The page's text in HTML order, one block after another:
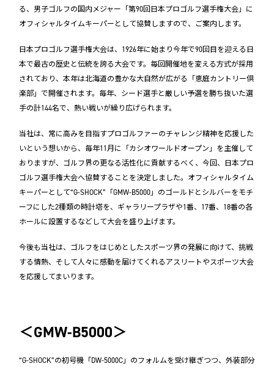
る、男子ゴルフの国内メジャー「第90回日本プロゴルフ選手権大会」に
オフィシャルタイムキーパーとして協賛しますので、ご案内します。
日本プロゴルフ選手権大会は、1926年に始まり今年で90回目を迎える日
本で最古の歴史と伝統を誇る大会です。毎回開催地を変える方式が採用
されており、本年は北海道の豊かな大自然が広がる「恵庭カントリー倶
楽部」で開催されます。毎年、シード選手と厳しい予選を勝ち抜いた選
手の計144名で、熱い戦いが繰り広げられます。
当社は、常に高みを目指すプロゴルファーのチャレンジ精神を応援した
いという想いから、毎年11月に「カシオワールドオープン」を主催して
おりますが、ゴルフ界の更なる活性化に貢献するべく、今回、日本プロ
ゴルフ選手権大会へ協賛することを決定しました。オフィシャルタイム
キーパーとして“G-SHOCK”「GMW-B5000」のゴールドとシルバーをモチ
ーフにした2種類の時計塔を、ギャラリープラザや1番、17番、18番の各
ホールに設置するなどして大会を盛り上げます。
今後も当社は、ゴルフをはじめとしたスポーツ界の発展に向けて、挑戦
する情熱、そして人々に感動を届けてくれるアスリートやスポーツ大会
を応援してまいります。
＜GMW-B5000＞
“G-SHOCK”の初号機「DW-5000C」のフォルムを受け継ぎつつ、外装部分